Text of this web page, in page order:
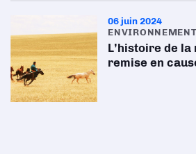
06 juin 2024
ENVIRONNEMENT
L’histoire de
remise en